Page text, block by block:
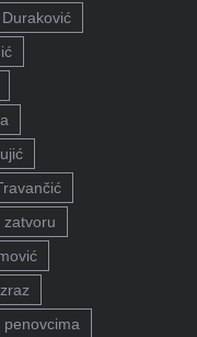
zatvoru
penovcima